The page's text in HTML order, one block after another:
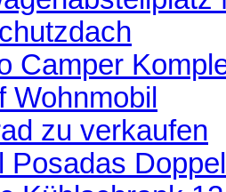
Camper
Wohnmobil
zu verkaufen
Posadas